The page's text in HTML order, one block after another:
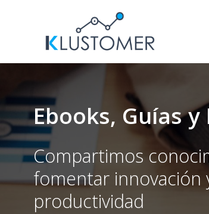
Ebooks, Guías y
Compartimos
fomentar innovación
productividad